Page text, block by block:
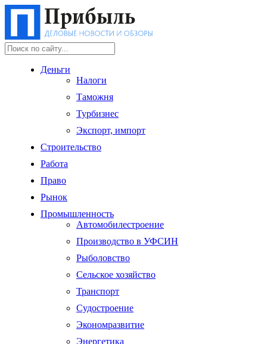
Деньги
Налоги
Таможня
Турбизнес
Экспорт, импорт
Строительство
Работа
Право
Рынок
Промышленность
Автомобилестроение
Производство в УФСИН
Рыболовство
Сельское хозяйство
Транспорт
Судостроение
Экономразвитие
Энергетика